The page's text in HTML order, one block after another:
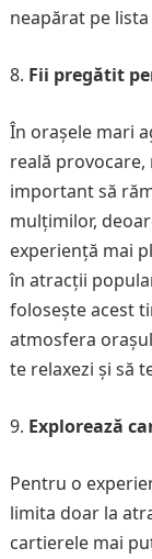
neapărat pe
Fii pregătit
În orașele mari
reală provocare,
important să
mulțimilor,
experiență mai
în atracții
folosește acest
atmosfera
te relaxezi și să
Explorează
Pentru o
limita doar la
cartierele mai